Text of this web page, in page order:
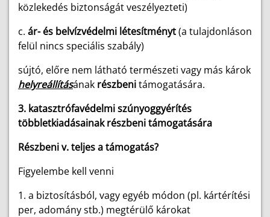
közlekedés biztonságát veszélyezteti)
c. ár- és belvízvédelmi létesítményt(a tulajdonláson
felül nincs speciális szabály)
sújtó, előre nem látható természeti vagy más károk
helyreállításának részbenitámogatására.
3. katasztrófavédelmi szúnyoggyérítés
többletkiadásainak részbeni támogatására
Részbeni v. teljes a támogatás?
Figyelembe kell venni
1. a biztosításból, vagy egyéb módon (pl. kártérítési
per, adomány stb.) megtérülő károkat